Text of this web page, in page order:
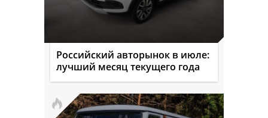
Российский авторынок в июле:
лучший месяц текущего года